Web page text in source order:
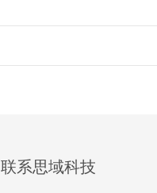
联系思域科技